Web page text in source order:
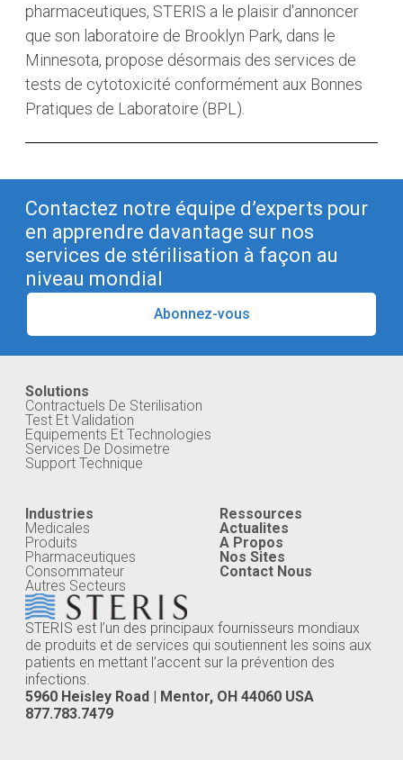
pharmaceutiques, STERIS a le plaisir d'annoncer
que son laboratoire de Brooklyn Park, dans le
Minnesota, propose désormais des services de
tests de cytotoxicité conformément aux Bonnes
Pratiques de Laboratoire (BPL).
Contactez notre équipe d’experts pour
en apprendre davantage sur nos
services de stérilisation à façon au
niveau mondial
Abonnez-vous
STERIS est l’un des principaux fournisseurs mondiaux
de produits et de services qui soutiennent les soins aux
patients en mettant l’accent sur la prévention des
infections.
5960 Heisley Road | Mentor, OH 44060 USA
877.783.7479
Solutions
Contractuels De Sterilisation
Test Et Validation
Equipements Et Technologies
Services De Dosimetre
Support Technique
Industries
Medicales
Produits
Pharmaceutiques
Consommateur
Autres Secteurs
Ressources
Actualites
A Propos
Nos Sites
Contact Nous